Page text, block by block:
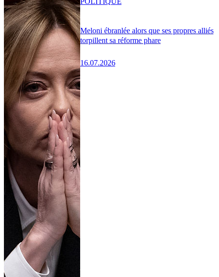
Meloni ébranlée alors que ses propres alliés
torpillent sa réforme phare
16.07.2026